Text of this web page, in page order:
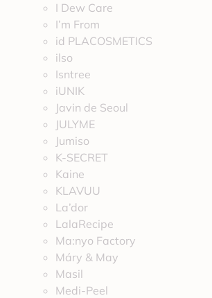
I Dew Care
I’m From
id PLACOSMETICS
ilso
Isntree
iUNIK
Javin de Seoul
JULYME
Jumiso
K-SECRET
Kaine
KLAVUU
La’dor
LalaRecipe
Ma:nyo Factory
Máry & May
Masil
Medi-Peel